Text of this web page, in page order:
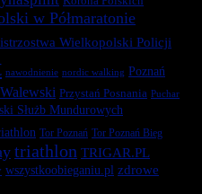
w Półmaratonie
Wielkopolski Policji
nawodnienie nordic walking Poznań
Przystań Posnania Puchar
Służb Mundurowych
Tor Poznań Tor Poznań Bieg
triathlon TRIGAR.PL
wszystkoobieganiu.pl zdrowe